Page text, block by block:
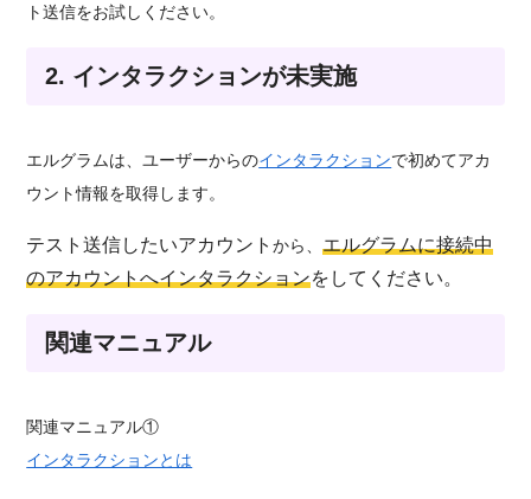
ト送信をお試しください。
2. インタラクションが未実施
エルグラムは、ユーザーからのインタラクションで初めてアカ
ウント情報を取得します。
テスト送信したいアカウントから、エルグラムに接続中
のアカウントへインタラクションをしてください。
関連マニュアル
関連マニュアル①
インタラクションとは